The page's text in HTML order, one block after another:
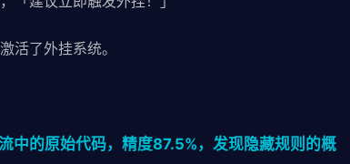
活了外挂系统。
中的原始代码，精度87.5%，发现隐藏规则的概